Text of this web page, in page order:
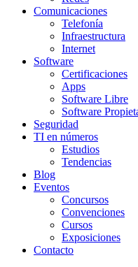
Comunicaciones
Telefonía
Infraestructura
Internet
Software
Certificaciones
Apps
Software Libre
Software
Seguridad
TI en números
Estudios
Tendencias
Blog
Eventos
Concursos
Convenciones
Cursos
Exposiciones
Contacto